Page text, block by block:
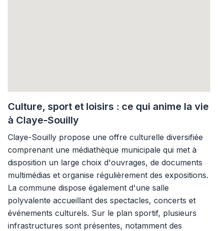
Culture, sport et loisirs : ce qui anime la vie
à Claye-Souilly
Claye-Souilly propose une offre culturelle diversifiée
comprenant une médiathèque municipale qui met à
disposition un large choix d'ouvrages, de documents
multimédias et organise régulièrement des expositions.
La commune dispose également d'une salle
polyvalente accueillant des spectacles, concerts et
événements culturels. Sur le plan sportif, plusieurs
infrastructures sont présentes, notamment des